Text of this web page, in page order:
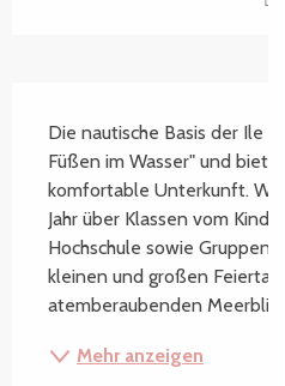
Die nautische Basis der Ile
Füßen im Wasser" und
komfortable Unterkunft.
Jahr über Klassen vom
Hochschule sowie Gruppen
kleinen und großen
atemberaubenden Meerblick
Mehr anzeigen